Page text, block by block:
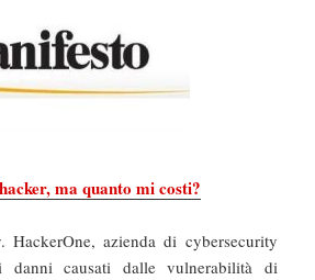
ma quanto mi costi?
HackerOne, azienda di cybersecurity
causati dalle vulnerabilità di